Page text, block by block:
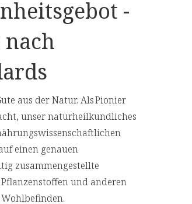
-
aus der Natur. Als Pionier
unser naturheilkundliches
einen genauen
zusammengestellte
und anderen